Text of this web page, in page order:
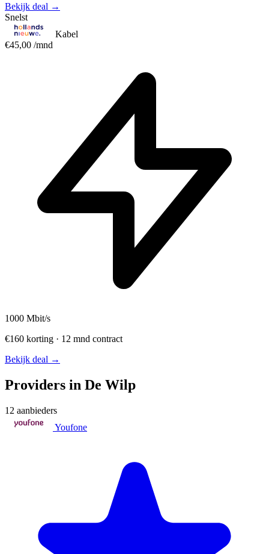
Bekijk deal →
Snelst
Kabel
€45,00 /mnd
1000 Mbit/s
€160 korting · 12 mnd contract
Bekijk deal →
Providers in De Wilp
12 aanbieders
Youfone